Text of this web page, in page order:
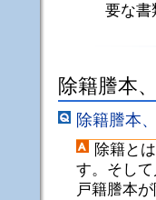
要な書
除籍謄本
除籍謄本
除籍と
す。そし
戸籍謄本